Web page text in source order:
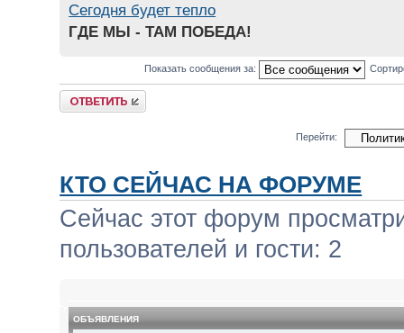
Сегодня будет тепло
ГДЕ МЫ - ТАМ ПОБЕДА!
Показать сообщения за:
Ответить
Перейти:
КТО СЕЙЧАС НА ФОРУМЕ
Сейчас этот форум
пользователей и гости: 2
ОБЪЯВЛЕНИЯ